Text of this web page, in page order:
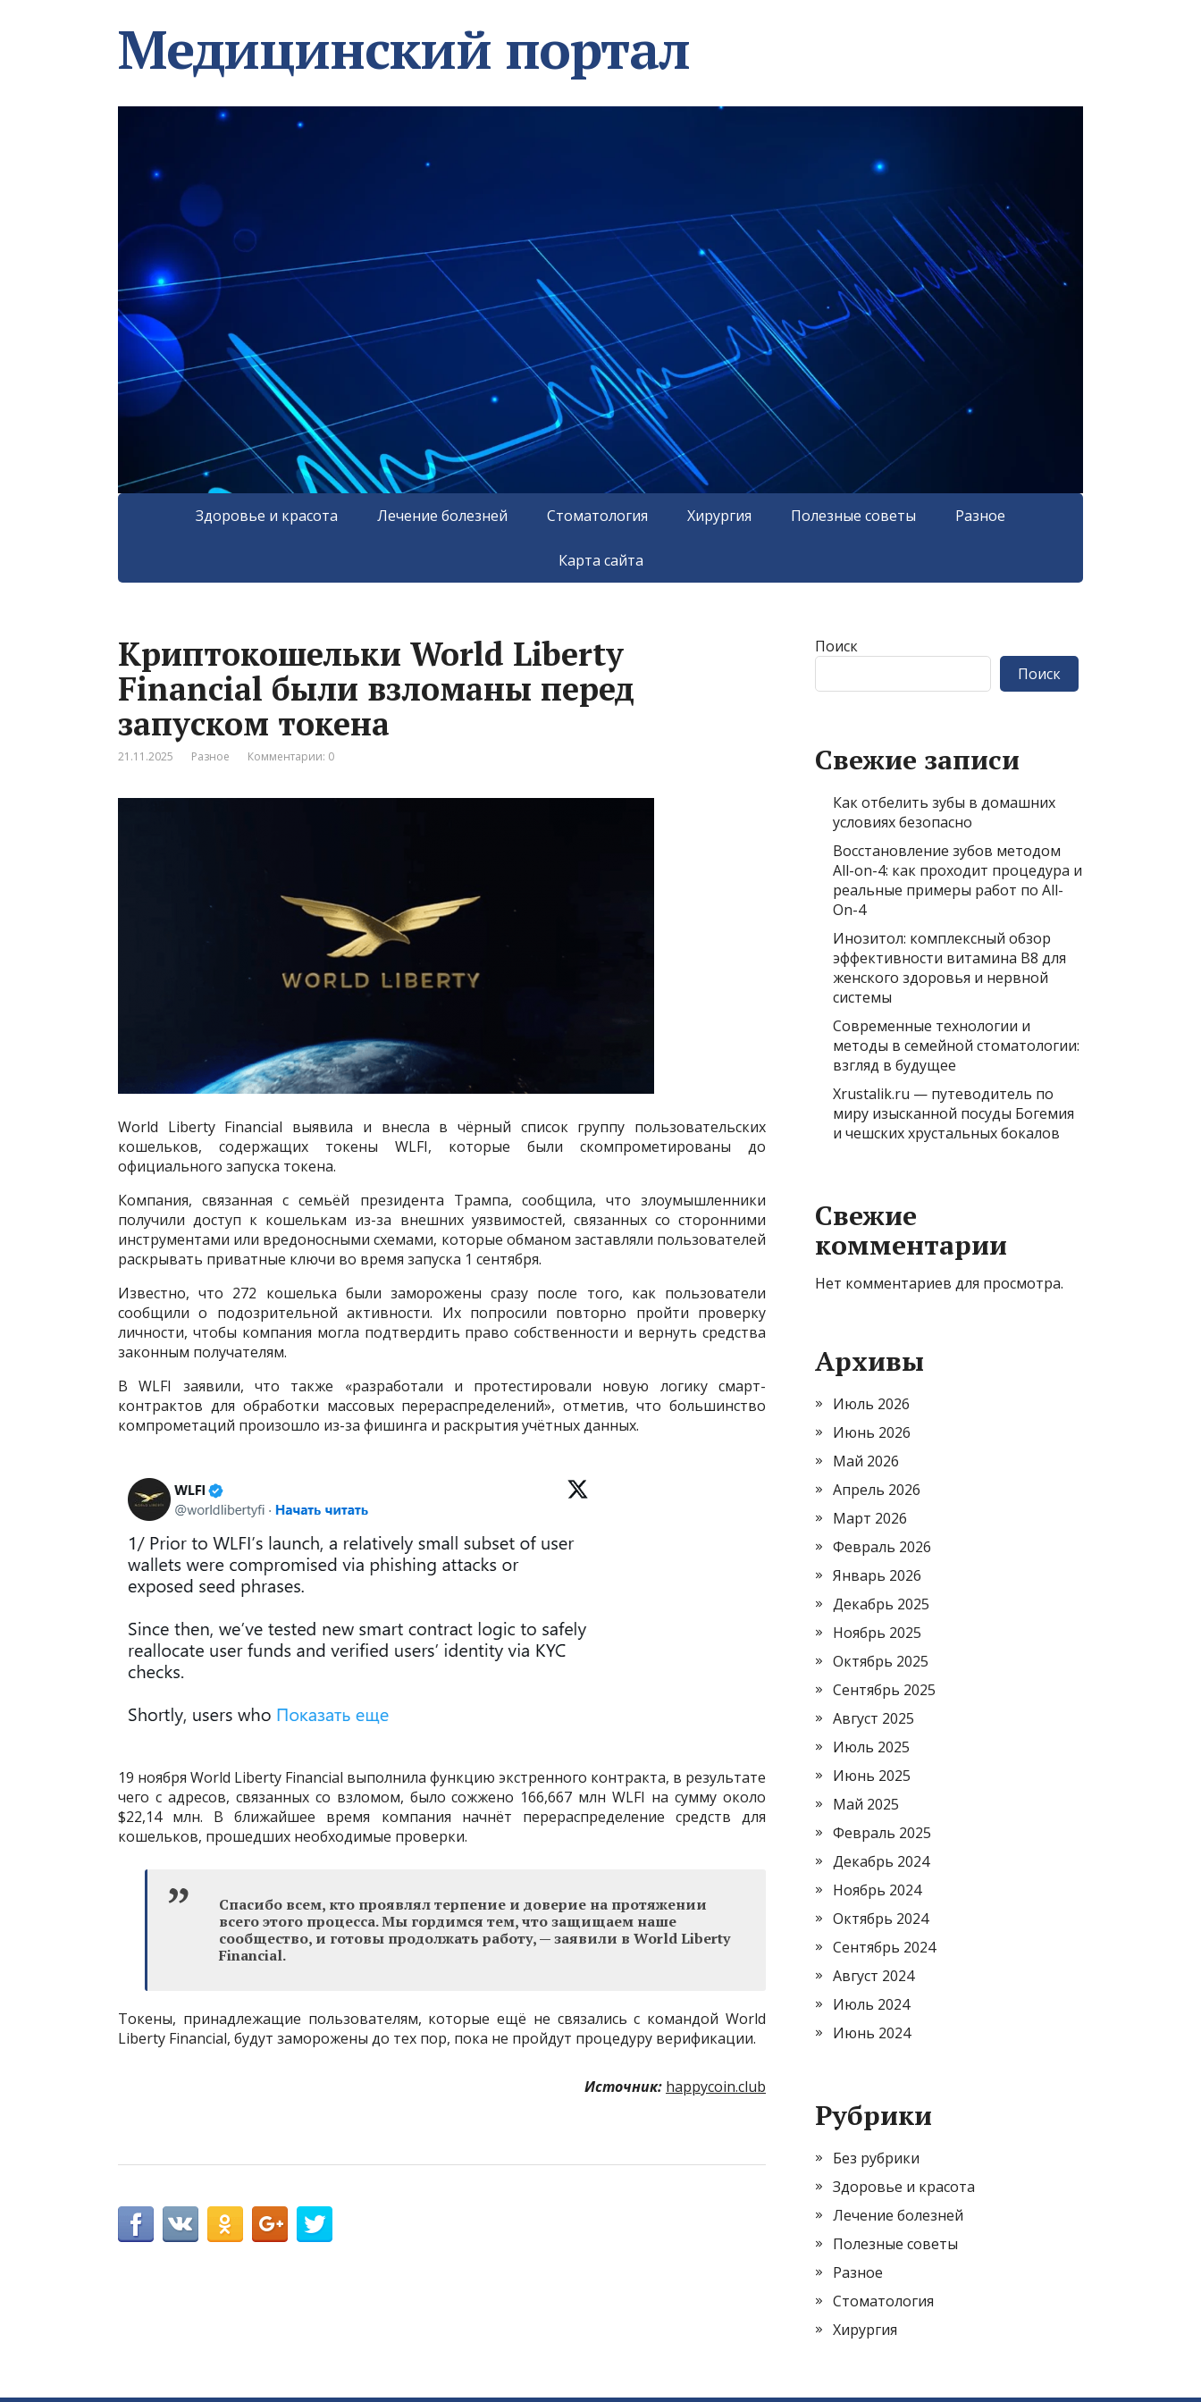
Медицинский портал
Здоровье и красота Лечение болезней Стоматология Хирургия Полезные советы Разное
Карта сайта
Криптокошельки World Liberty
Financial были взломаны перед
запуском токена
21.11.2025 Разное Комментарии: 0
World Liberty Financial выявила и внесла в чёрный список группу пользовательских
кошельков, содержащих токены WLFI, которые были скомпрометированы до
официального запуска токена.
Компания, связанная с семьёй президента Трампа, сообщила, что злоумышленники
получили доступ к кошелькам из-за внешних уязвимостей, связанных со сторонними
инструментами или вредоносными схемами, которые обманом заставляли пользователей
раскрывать приватные ключи во время запуска 1 сентября.
Известно, что 272 кошелька были заморожены сразу после того, как пользователи
сообщили о подозрительной активности. Их попросили повторно пройти проверку
личности, чтобы компания могла подтвердить право собственности и вернуть средства
законным получателям.
В WLFI заявили, что также «разработали и протестировали новую логику смарт-
контрактов для обработки массовых перераспределений», отметив, что большинство
компрометаций произошло из-за фишинга и раскрытия учётных данных.
19 ноября World Liberty Financial выполнила функцию экстренного контракта, в результате
чего с адресов, связанных со взломом, было сожжено 166,667 млн WLFI на сумму около
$22,14 млн. В ближайшее время компания начнёт перераспределение средств для
кошельков, прошедших необходимые проверки.
Спасибо всем, кто проявлял терпение и доверие на протяжении
всего этого процесса. Мы гордимся тем, что защищаем наше
сообщество, и готовы продолжать работу, — заявили в World Liberty
Financial.
Токены, принадлежащие пользователям, которые ещё не связались с командой World
Liberty Financial, будут заморожены до тех пор, пока не пройдут процедуру верификации.
Источник: happycoin.club
Поиск
Поиск
Свежие записи
Как отбелить зубы в домашних
условиях безопасно
Восстановление зубов методом
All-on-4: как проходит процедура и
реальные примеры работ по All-
On-4
Инозитол: комплексный обзор
эффективности витамина B8 для
женского здоровья и нервной
системы
Современные технологии и
методы в семейной стоматологии:
взгляд в будущее
Xrustalik.ru — путеводитель по
миру изысканной посуды Богемия
и чешских хрустальных бокалов
Свежие
комментарии
Нет комментариев для просмотра.
Архивы
Июль 2026
Июнь 2026
Май 2026
Апрель 2026
Март 2026
Февраль 2026
Январь 2026
Декабрь 2025
Ноябрь 2025
Октябрь 2025
Сентябрь 2025
Август 2025
Июль 2025
Июнь 2025
Май 2025
Февраль 2025
Декабрь 2024
Ноябрь 2024
Октябрь 2024
Сентябрь 2024
Август 2024
Июль 2024
Июнь 2024
Рубрики
Без рубрики
Здоровье и красота
Лечение болезней
Полезные советы
Разное
Стоматология
Хирургия